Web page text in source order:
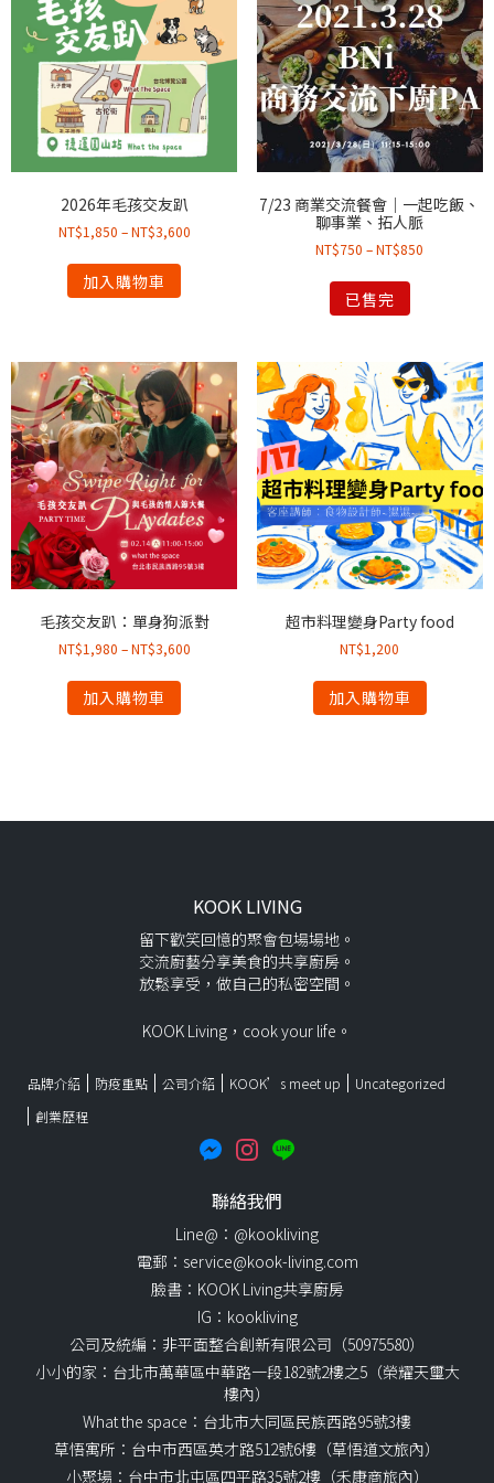
2026年毛孩交友趴
NT$1,850 –NT$3,600
加入購物車
7/23 商業交流餐會｜一起吃飯、
聊事業、拓人脈
NT$750 –NT$850
已售完
毛孩交友趴：單身狗派對
NT$1,980 –NT$3,600
加入購物車
超市料理變身Party food
NT$1,200
加入購物車
KOOK LIVING
留下歡笑回憶的聚會包場場地。
交流廚藝分享美食的共享廚房。
放鬆享受，做自己的私密空間。
KOOK Living，cook your life。
品牌介紹 防疫重點 公司介紹 KOOK’s meet up
Uncategorized
創業歷程
聯絡我們
Line@：@kookliving
電郵：service@kook-living.com
臉書：KOOK Living共享廚房
IG：kookliving
公司及統編：非平面整合創新有限公司（50975580）
小小的家：台北市萬華區中華路一段182號2樓之5（榮耀天璽大
樓內）
What the space：台北市大同區民族西路95號3樓
草悟寓所：台中市西區英才路512號6樓（草悟道文旅內）
小聚場：台中市北屯區四平路35號2樓（禾康商旅內）